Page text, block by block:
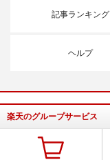
記事ランキング
ヘルプ
楽天のグループサービス